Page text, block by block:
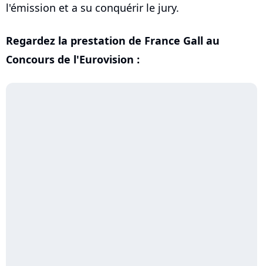
l'émission et a su conquérir le jury.
Regardez la prestation de France Gall au
Concours de l'Eurovision :